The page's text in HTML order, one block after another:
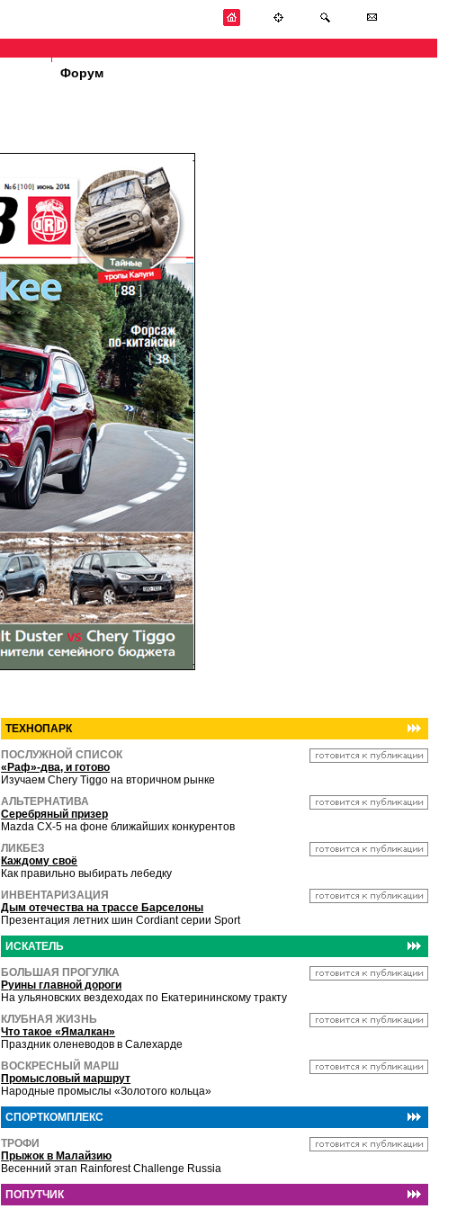
Форум
ТЕХНОПАРК
ПОСЛУЖНОЙ СПИСОК
«Раф»-два, и готово
Изучаем Chery Tiggo на вторичном рынке
АЛЬТЕРНАТИВА
Серебряный призер
Mazda CX-5 на фоне ближайших конкурентов
ЛИКБЕЗ
Каждому своё
Как правильно выбирать лебедку
ИНВЕНТАРИЗАЦИЯ
Дым отечества на трассе Барселоны
Презентация летних шин Cordiant серии Sport
ИСКАТЕЛЬ
БОЛЬШАЯ ПРОГУЛКА
Руины главной дороги
На ульяновских вездеходах по Екатерининскому тракту
КЛУБНАЯ ЖИЗНЬ
Что такое «Ямалкан»
Праздник оленеводов в Салехарде
ВОСКРЕСНЫЙ МАРШ
Промысловый маршрут
Народные промыслы «Золотого кольца»
СПОРТКОМПЛЕКС
ТРОФИ
Прыжок в Малайзию
Весенний этап Rainforest Challenge Russia
ПОПУТЧИК